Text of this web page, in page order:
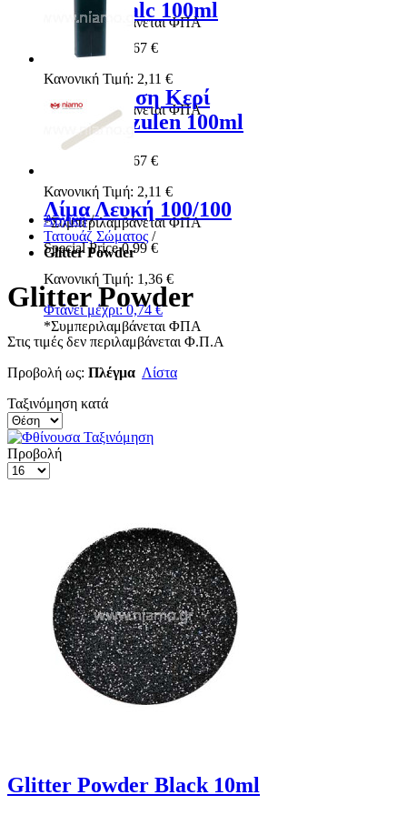
Συμπεριλαμβάνεται ΦΠΑ
Ρολέτα Talc 100ml
1,67 €
Κανονική Τιμή: 2,11 €
*Συμπεριλαμβάνεται ΦΠΑ
Αποτρίχωση Κερί
Ρολέτα Azulen 100ml
1,67 €
Κανονική Τιμή: 2,11 €
*Συμπεριλαμβάνεται ΦΠΑ
Λίμα Λευκή 100/100
Special Price 0,99 €
Κανονική Τιμή: 1,36 €
Φτάνει μέχρι: 0,74 €
*Συμπεριλαμβάνεται ΦΠΑ
Αρχική /
Τατουάζ Σώματος /
Glitter Powder
Glitter Powder
Στις τιμές δεν περιλαμβάνεται Φ.Π.Α
Προβολή ως: Πλέγμα Λίστα
Ταξινόμηση κατά
Προβολή
Glitter Powder Black 10ml